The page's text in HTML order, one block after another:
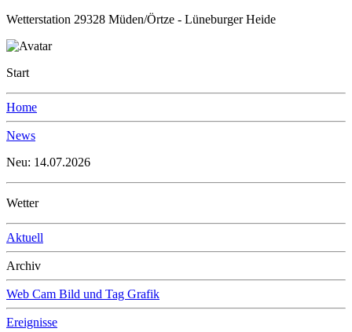
Wetterstation 29328 Müden/Örtze - Lüneburger Heide
Start
Home
News
Neu: 14.07.2026
Wetter
Aktuell
Archiv
Web Cam Bild und Tag Grafik
Ereignisse